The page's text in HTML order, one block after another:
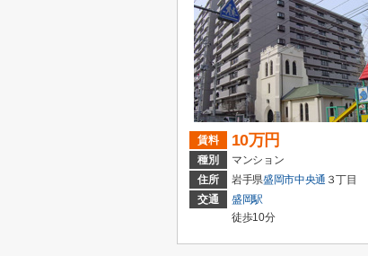
賃料 10万円
種別
マンション
住所
岩手県盛岡市中央通 ３丁目
交通
盛岡駅
徒歩10分